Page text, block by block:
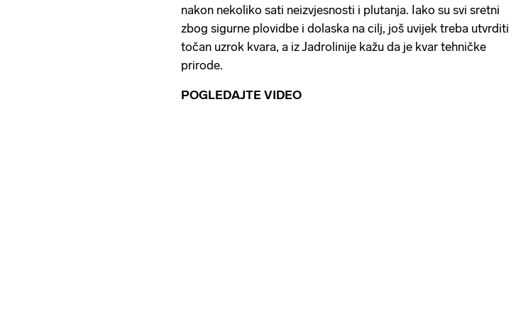
nakon nekoliko sati neizvjesnosti i plutanja. Iako su svi sretni
zbog sigurne plovidbe i dolaska na cilj, još uvijek treba utvrditi
točan uzrok kvara, a iz Jadrolinije kažu da je kvar tehničke
prirode.
POGLEDAJTE VIDEO